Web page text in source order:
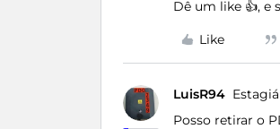
Dê um like 👍, e
Like
LuisR94
Posso retirar o